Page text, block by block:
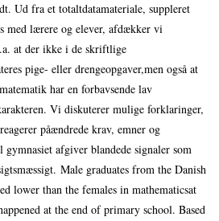
Ud fra et totaltdatamateriale, suppleret
med lærere og elever, afdækker vi
at der ikke i de skriftlige
pige- eller drengeopgaver,men også at
har en forbavsende lav
Vi diskuterer mulige forklaringer,
påændrede krav, emner og
afgiver blandede signaler som
Male graduates from the Danish
lower than the females in mathematicsat
at the end of primary school. Based